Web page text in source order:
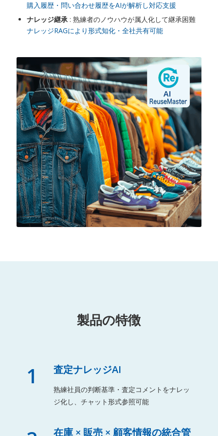
購入履歴・問い合わせ履歴をAIが解析し対応支援
ナレッジ継承: 熟練者のノウハウが属人化して継承困難
ナレッジRAGにより形式知化・全社共有可能
製品の特徴
1 査定ナレッジAI
熟練社員の判断基準・査定コメントをナレッ
ジ化し、チャット形式参照可能
在庫 × 販売 × 顧客情報の統合管